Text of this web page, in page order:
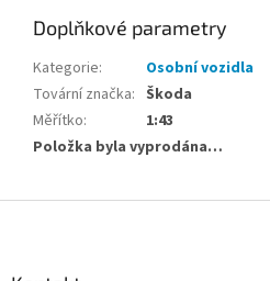
Doplňkové parametry
Kategorie:
Osobní vozidla
Tovární značka: Škoda
Měřítko:
1:43
Položka byla vyprodána…